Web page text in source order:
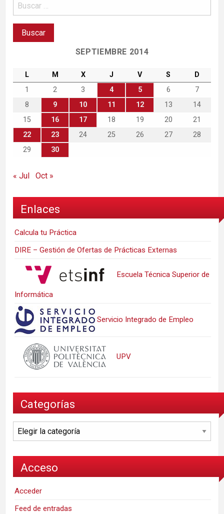
SEPTIEMBRE 2014
L M X J V S
D
1
2 3 4 5 6
7
8
9 10 11 12 13
14
15
16 17 18 19 20
21
22
23 24 25 26 27
28
29
30
« Jul Oct »
Enlaces
Calcula tu Práctica
DIRE – Gestión de Ofertas de Prácticas Externas
Escuela Técnica Superior de
Informática
Servicio Integrado de Empleo
UPV
Categorías
Categorías
Acceso
Acceder
Feed de entradas